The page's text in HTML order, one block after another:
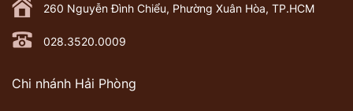
260 Nguyễn Đình Chiểu, Phường Xuân Hòa, TP.HCM
028.3520.0009
Chi nhánh Hải Phòng